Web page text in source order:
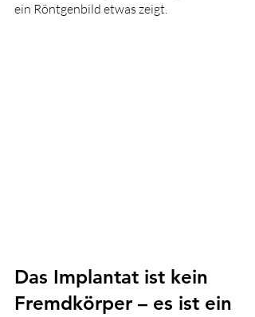
ein Röntgenbild etwas zeigt.
Das Implantat ist kein
Fremdkörper – es ist ein